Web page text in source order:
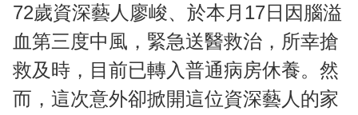
M
u
t
e
72歲資深藝人廖峻、於本月17日因腦溢
血第三度中風，緊急送醫救治，所幸搶
救及時，目前已轉入普通病房休養。然
而，這次意外卻掀開這位資深藝人的家